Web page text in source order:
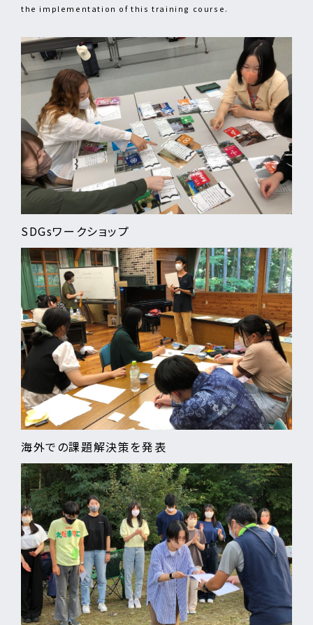
the implementation of this training course.
SDGsワークショップ
海外での課題解決策を発表